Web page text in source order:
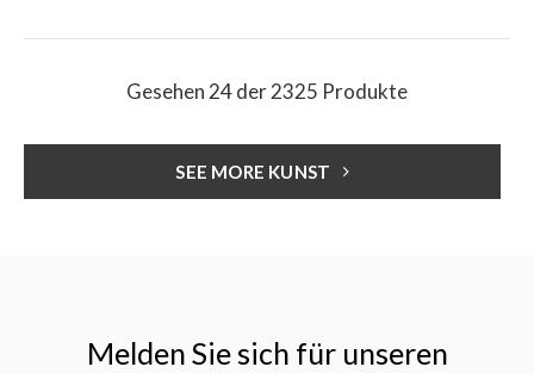
Gesehen 24 der 2325 Produkte
SEE MORE KUNST
Melden Sie sich für unseren